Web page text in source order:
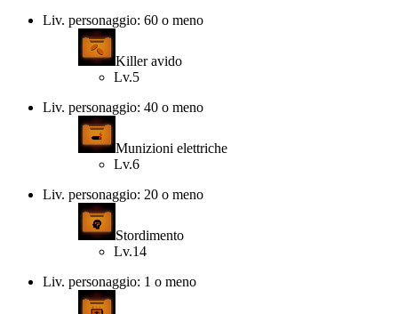
Liv. personaggio: 60 o meno
Killer avido
Lv.5
Liv. personaggio: 40 o meno
Munizioni elettriche
Lv.6
Liv. personaggio: 20 o meno
Stordimento
Lv.14
Liv. personaggio: 1 o meno